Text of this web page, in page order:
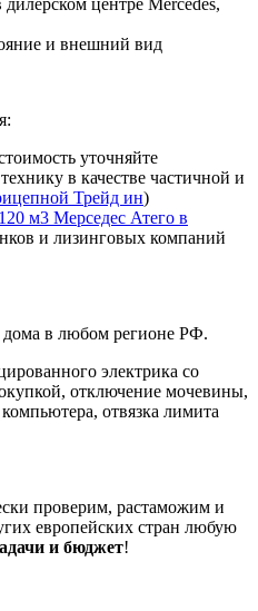
и внешний вид
уточняйте
в качестве частичной и
Трейд ин)
м3 Мерседес Атего в
и лизинговых компаний
дома в любом регионе РФ.
электрика со
отключение мочевины,
отвязка лимита
проверим, растаможим и
европейских стран любую
и бюджет!